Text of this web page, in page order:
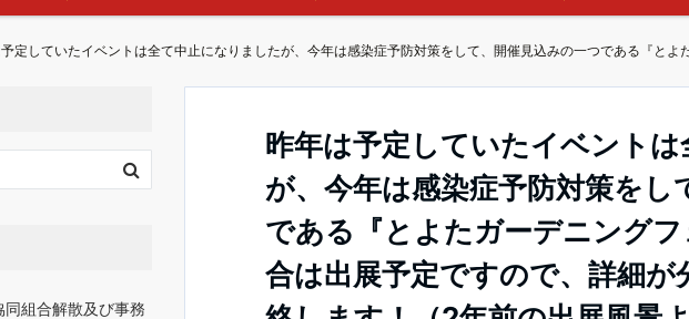
昨年は予定していたイベント
が、今年は感染症予防対策をし
である『とよたガーデニング
合は出展予定ですので、詳細
同組合解散及び事務